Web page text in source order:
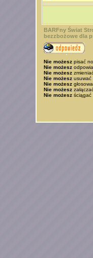
BARFny Świat
bezzbożowe dla
Nie możeszpisać
Nie możesz
Nie możesz
Nie możeszusuwać
Nie możesz
Nie możesz
Nie możeszściągać